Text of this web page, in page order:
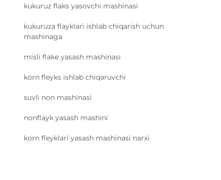
kukuruz flaks yasovchi mashinasi
kukuruza flayklari ishlab chiqarish uchun
mashinaga
misli flake yasash mashinasi
korn fleyks ishlab chiqaruvchi
suvli non mashinasi
nonflayk yasash mashini
korn fleyklari yasash mashinasi narxi